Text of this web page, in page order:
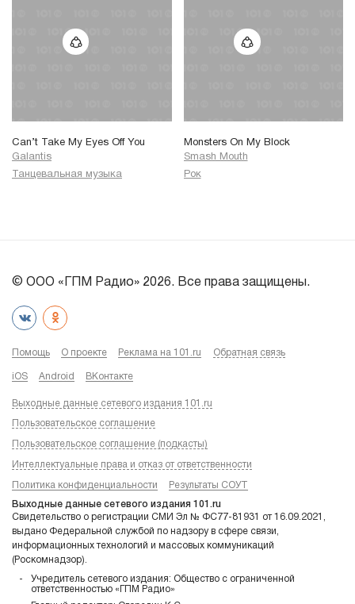
Can’t Take My Eyes Off You
Galantis
Танцевальная музыка
Monsters On My Block
Smash Mouth
Рок
© ООО «ГПМ Радио» 2026. Все права защищены.
Помощь О проекте Реклама на 101.ru Обратная связь
iOS Android ВКонтакте
Выходные данные сетевого издания 101.ru
Пользовательское соглашение
Пользовательское соглашение (подкасты)
Интеллектуальные права и отказ от ответственности
Политика конфиденциальности Результаты СОУТ
Выходные данные сетевого издания 101.ru
Свидетельство о регистрации СМИ Эл № ФС77-81931 от 16.09.2021,
выдано Федеральной службой по надзору в сфере связи,
информационных технологий и массовых коммуникаций
(Роскомнадзор).
Учредитель сетевого издания: Общество с ограниченной
ответственностью «ГПМ Радио»